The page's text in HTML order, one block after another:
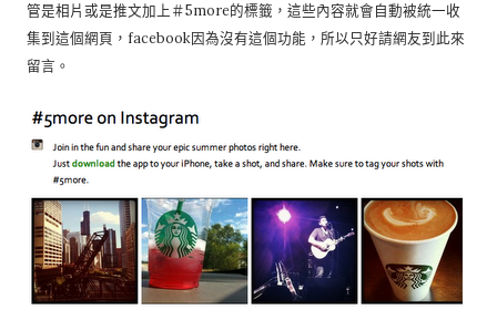
管是相片或是推文加上＃5more的標籤，這些內容就會自動被統一收
集到這個網頁，facebook因為沒有這個功能，所以只好請網友到此來
留言。